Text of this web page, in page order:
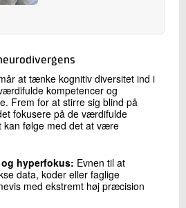
at tænke kognitiv diversitet ind i
kompetencer og
Frem for at stirre sig blind på
fokusere på de værdifulde
kan følge med det at være
hyperfokus: Evnen til at
data, koder eller faglige
med ekstremt høj præcision